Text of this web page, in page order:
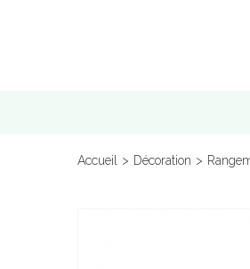
Accueil > Décoration >